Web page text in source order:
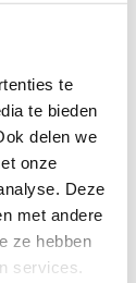
te
te bieden
delen we
onze
Deze
met andere
ze hebben
services.